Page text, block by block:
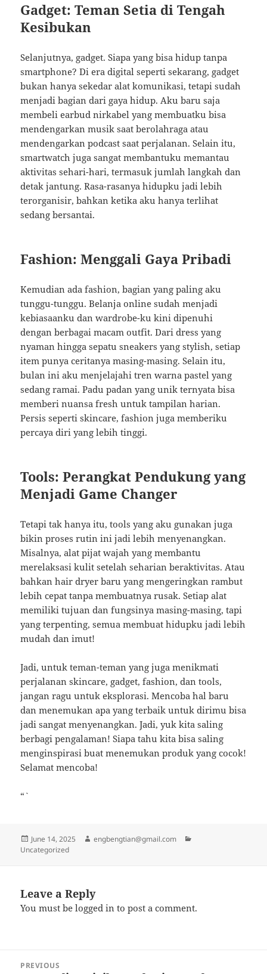
Gadget: Teman Setia di Tengah
Kesibukan
Selanjutnya, gadget. Siapa yang bisa hidup tanpa
smartphone? Di era digital seperti sekarang, gadget
bukan hanya sekedar alat komunikasi, tetapi sudah
menjadi bagian dari gaya hidup. Aku baru saja
membeli earbud nirkabel yang membuatku bisa
mendengarkan musik saat berolahraga atau
mendengarkan podcast saat perjalanan. Selain itu,
smartwatch juga sangat membantuku memantau
aktivitas sehari-hari, termasuk jumlah langkah dan
detak jantung. Rasa-rasanya hidupku jadi lebih
terorganisir, bahkan ketika aku hanya terlihat
sedang bersantai.
Fashion: Menggali Gaya Pribadi
Kemudian ada fashion, bagian yang paling aku
tunggu-tunggu. Belanja online sudah menjadi
kebiasaanku dan wardrobe-ku kini dipenuhi
dengan berbagai macam outfit. Dari dress yang
nyaman hingga sepatu sneakers yang stylish, setiap
item punya ceritanya masing-masing. Selain itu,
bulan ini aku menjelajahi tren warna pastel yang
sedang ramai. Padu padan yang unik ternyata bisa
memberi nuansa fresh untuk tampilan harian.
Persis seperti skincare, fashion juga memberiku
percaya diri yang lebih tinggi.
Tools: Perangkat Pendukung yang
Menjadi Game Changer
Tetapi tak hanya itu, tools yang aku gunakan juga
bikin proses rutin ini jadi lebih menyenangkan.
Misalnya, alat pijat wajah yang membantu
merelaksasi kulit setelah seharian beraktivitas. Atau
bahkan hair dryer baru yang mengeringkan rambut
lebih cepat tanpa membuatnya rusak. Setiap alat
memiliki tujuan dan fungsinya masing-masing, tapi
yang terpenting, semua membuat hidupku jadi lebih
mudah dan imut!
Jadi, untuk teman-teman yang juga menikmati
perjalanan skincare, gadget, fashion, dan tools,
jangan ragu untuk eksplorasi. Mencoba hal baru
dan menemukan apa yang terbaik untuk dirimu bisa
jadi sangat menyenangkan. Jadi, yuk kita saling
berbagi pengalaman! Siapa tahu kita bisa saling
menginspirasi buat menemukan produk yang cocok!
Selamat mencoba!
“`
Posted
on
June 14, 2025 Author
engbengtian@gmail.com
Uncategorized
Leave a Reply
You must belogged in to post a comment.
navigation
PREVIOUS